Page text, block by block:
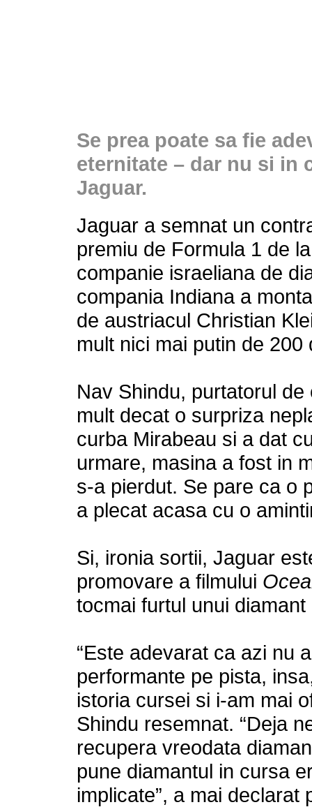
Se prea poate sa fie
eternitate – dar nu si in
Jaguar.
Jaguar a semnat un
premiu de Formula 1 de
companie israeliana de
compania Indiana a
de austriacul Christian
mult nici mai putin de 200
Nav Shindu, purtatorul
mult decat o surpriza
curba Mirabeau si a dat
urmare, masina a fost in
s-a pierdut. Se pare ca o
a plecat acasa cu o
Si, ironia sortii, Jaguar
promovare a filmului
tocmai furtul unui diamant
“Este adevarat ca azi nu
performante pe pista,
istoria cursei si i-am mai
Shindu resemnat. “Deja
recupera vreodata
pune diamantul in cursa
implicate”, a mai